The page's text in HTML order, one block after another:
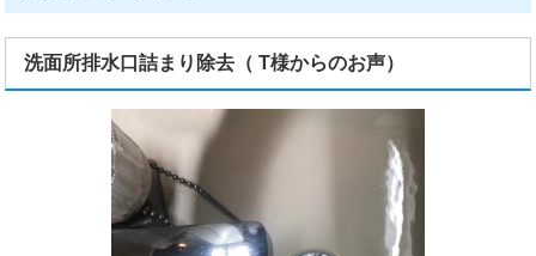
洗面所排水口詰まり除去（ T様からのお声）